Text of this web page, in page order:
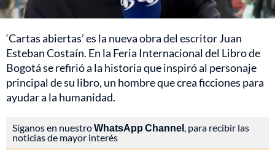
‘Cartas abiertas’ es la nueva obra del escritor Juan
Esteban Costaín. En la Feria Internacional del Libro de
Bogotá se refirió a la historia que inspiró al personaje
principal de su libro, un hombre que crea ficciones para
ayudar a la humanidad.
Síganos en nuestroWhatsApp Channel , para recibir las
noticias de mayor interés